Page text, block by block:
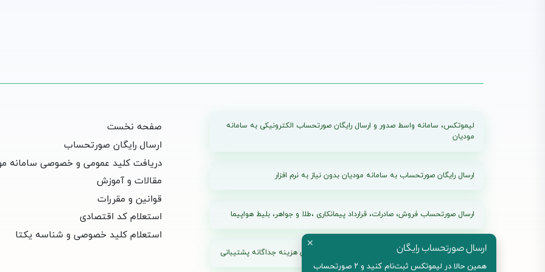
لیموتکس، سامانه واسط صدور و ارسال رایگان صورتحساب الکترونیکی به سامانه
مودیان
ارسال رایگان صورتحساب به سامانه مودیان بدون نیاز به نرم افزار
ارسال صورتحساب فروش، صادرات، قرارداد پیمانکاری ،طلا و جواهر، بلیط هواپیما
پلن های بدون محدودیت زمانی و محدودیت مودی بدون هزینه جداگانه پشتیبانی
صفحه نخست
ارسال رایگان صورتحساب
دریافت کلید عمومی و خصوصی سامانه
مقالات و آموزش
قوانین و مقررات
استعلام کد اقتصادی
استعلام کلید خصوصی و شناسه یکتا
✕ ارسال صورتحساب رایگان
همین حالا در لیموتکس ثبت‌نام کنید و ۲ صورتحساب